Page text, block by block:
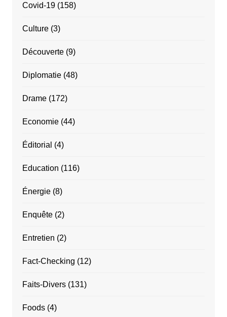
Covid-19(158)
Culture(3)
Découverte(9)
Diplomatie(48)
Drame(172)
Economie(44)
Éditorial (4)
Education (116)
Énergie(8)
Enquête(2)
Entretien (2)
Fact-Checking (12)
Faits-Divers(131)
Foods(4)